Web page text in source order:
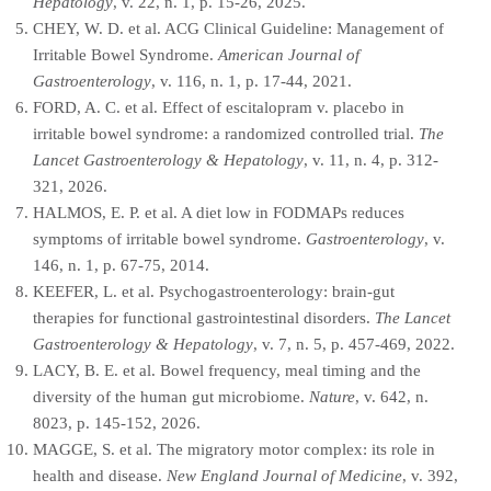
CHEY, W. D. et al. ACG Clinical Guideline: Management of
Irritable Bowel Syndrome. American Journal of
Gastroenterology, v. 116, n. 1, p. 17-44, 2021.
FORD, A. C. et al. Effect of escitalopram v. placebo in
irritable bowel syndrome: a randomized controlled trial. The
Lancet Gastroenterology & Hepatology, v. 11, n. 4, p. 312-
321, 2026.
HALMOS, E. P. et al. A diet low in FODMAPs reduces
symptoms of irritable bowel syndrome. Gastroenterology, v.
146, n. 1, p. 67-75, 2014.
KEEFER, L. et al. Psychogastroenterology: brain-gut
therapies for functional gastrointestinal disorders. The Lancet
Gastroenterology & Hepatology, v. 7, n. 5, p. 457-469, 2022.
LACY, B. E. et al. Bowel frequency, meal timing and the
diversity of the human gut microbiome. Nature, v. 642, n.
8023, p. 145-152, 2026.
MAGGE, S. et al. The migratory motor complex: its role in
health and disease. New England Journal of Medicine, v. 392,